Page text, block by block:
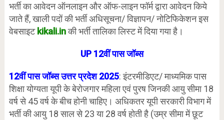
भर्ती का आवेदन ऑनलाइन और ऑफ-लाइन फॉर्म द्वारा आवेदन किये
जाते हैं, खाली पदों की भर्ती अधिसूचना/ विज्ञापन/ नोटिफिकेशन इस
वेबसाइट kikali.inकी भर्ती तालिका लिस्ट में दिया गया है।
UP 12वीं पास जॉब्स
12वीं पास जॉब्स उत्तर प्रदेश 2025: इंटरमीडिएट/ माध्यमिक पास
शिक्षा योग्यता यूपी के बेरोजगार महिला एवं पुरष जिनकी आयु सीमा 18
वर्ष से 45 वर्ष के बीच होनी चाहिए। अधिकतर यूपी सरकारी विभाग में
भर्ती की आयु 18 साल से 23 या 28 वर्ष होती है (उम्र सीमा में छूट